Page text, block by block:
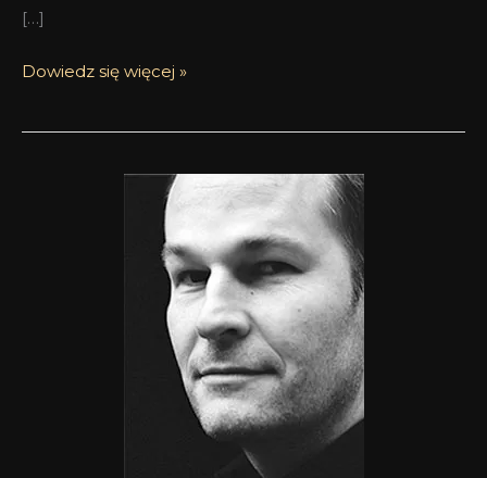
[…]
Dowiedz się więcej »
Parfumkunstwerke